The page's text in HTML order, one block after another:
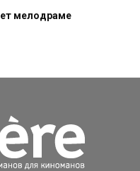
мелодраме